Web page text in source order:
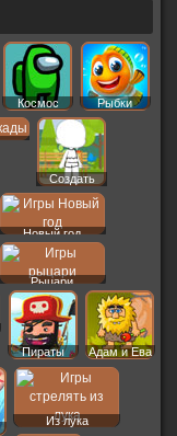
Космос Рыбки
Создать
Пер
Новый год
Рыцари
Пираты
Адам и Ева
Из лука